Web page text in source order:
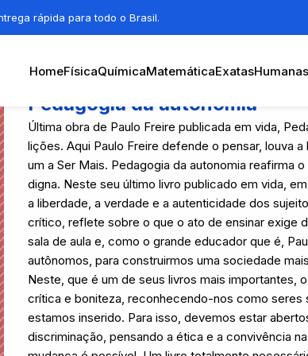
rápida para todo o Brasil.
HomeFísicaQuímicaMatemáticaExatasHumanas
Pedagogia da autonomia
Última obra de Paulo Freire publicada em vida,
lições. Aqui Paulo Freire defende o pensar, louva
um a Ser Mais. Pedagogia da autonomia reafirma
digna. Neste seu último livro publicado em vida,
a liberdade, a verdade e a autenticidade dos
crítico, reflete sobre o que o ato de ensinar exige
sala de aula e, como o grande educador que é,
autônomos, para construirmos uma sociedade
Neste, que é um de seus livros mais
crítica e boniteza, reconhecendo-nos como seres
estamos inserido. Para isso, devemos estar
discriminação, pensando a ética e a convivência